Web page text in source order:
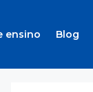
ensino Blog